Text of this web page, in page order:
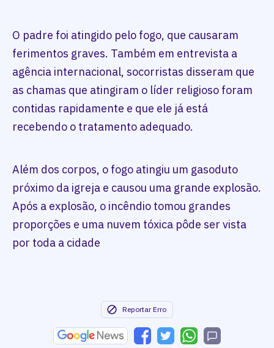
O padre foi atingido pelo fogo, que causaram
ferimentos graves. Também em entrevista a
agência internacional, socorristas disseram que
as chamas que atingiram o líder religioso foram
contidas rapidamente e que ele já está
recebendo o tratamento adequado.
Além dos corpos, o fogo atingiu um gasoduto
próximo da igreja e causou uma grande explosão.
Após a explosão, o incêndio tomou grandes
proporções e uma nuvem tóxica pôde ser vista
por toda a cidade
Reportar Erro